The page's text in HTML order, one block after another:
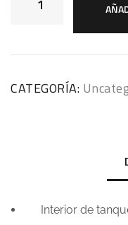
CATEGORÍA:
Interior de